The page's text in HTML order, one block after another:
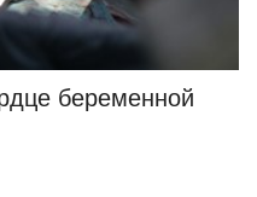
беременной